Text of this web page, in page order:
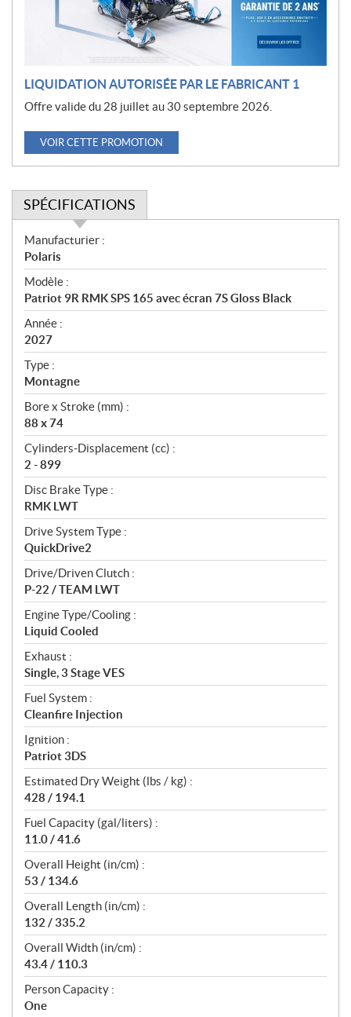
LIQUIDATION AUTORISÉE PAR LE FABRICANT 1
Offre valide du 28 juillet au 30 septembre 2026.
VOIR CETTE PROMOTION
SPÉCIFICATIONS
S
p
é
c
i
f
i
c
a
t
i
o
n
s
Manufacturier :
Polaris
Modèle :
Patriot 9R RMK SPS 165 avec écran 7S Gloss Black
Année :
2027
Type :
Montagne
Bore x Stroke (mm) :
88 x 74
Cylinders-Displacement (cc) :
2 - 899
Disc Brake Type :
RMK LWT
Drive System Type :
QuickDrive2
Drive/Driven Clutch :
P-22 / TEAM LWT
Engine Type/Cooling :
Liquid Cooled
Exhaust :
Single, 3 Stage VES
Fuel System :
Cleanfire Injection
Ignition :
Patriot 3DS
Estimated Dry Weight (lbs / kg) :
428 / 194.1
Fuel Capacity (gal/liters) :
11.0 / 41.6
Overall Height (in/cm) :
53 / 134.6
Overall Length (in/cm) :
132 / 335.2
Overall Width (in/cm) :
43.4 / 110.3
Person Capacity :
One